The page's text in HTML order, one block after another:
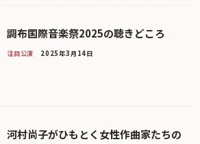
調布国際音楽祭2025の聴きどころ
注目公演 2025年3月14日
河村尚子がひもとく女性作曲家たちの